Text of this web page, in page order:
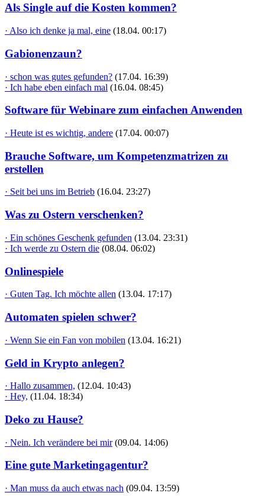
Als Single auf die Kosten kommen?
· Also ich denke ja mal, eine (18.04. 00:17)
Gabionenzaun?
· schon was gutes gefunden? (17.04. 16:39)
· Ich habe eben einfach mal (16.04. 08:45)
Software für Webinare zum einfachen Anwenden
· Heute ist es wichtig, andere (17.04. 00:07)
Brauche Software, um Kompetenzmatrizen zu
erstellen
· Seit bei uns im Betrieb (16.04. 23:27)
Was zu Ostern verschenken?
· Ein schönes Geschenk gefunden (13.04. 23:31)
· Ich werde zu Ostern die (08.04. 06:02)
Onlinespiele
· Guten Tag. Ich möchte allen (13.04. 17:17)
Automaten spielen schwer?
· Wenn Sie ein Fan von mobilen (13.04. 16:21)
Geld in Krypto anlegen?
· Hallo zusammen, (12.04. 10:43)
· Hey, (11.04. 18:34)
Deko zu Hause?
· Nein. Ich verändere bei mir (09.04. 14:06)
Eine gute Marketingagentur?
· Man muss da auch etwas nach (09.04. 13:59)